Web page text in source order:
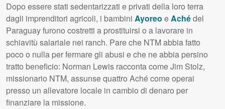
Dopo essere stati sedentarizzati e privati della loro terra
dagli imprenditori agricoli, i bambini Ayoreo eAchédel
Paraguay furono costretti a prostituirsi o a lavorare in
schiavitù salariale nei ranch. Pare che NTM abbia fatto
poco o nulla per fermare gli abusi e che ne abbia persino
tratto beneficio: Norman Lewis racconta come Jim Stolz,
missionario NTM, assunse quattro Aché come operai
presso un allevatore locale in cambio di denaro per
finanziare la missione.